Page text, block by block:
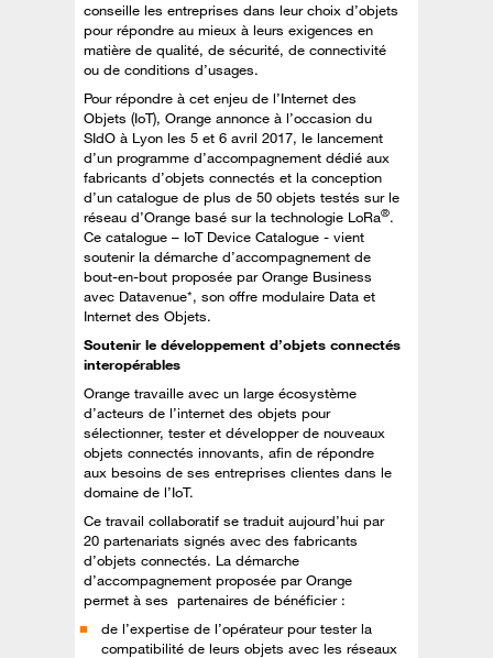
conseille les entreprises dans leur choix d’objets
pour répondre au mieux à leurs exigences en
matière de qualité, de sécurité, de connectivité
ou de conditions d’usages.
Pour répondre à cet enjeu de l’Internet des
Objets (IoT), Orange annonce à l’occasion du
SIdO à Lyon les 5 et 6 avril 2017, le lancement
d’un programme d’accompagnement dédié aux
fabricants d’objets connectés et la conception
d’un catalogue de plus de 50 objets testés sur le
réseau d’Orange basé sur la technologie LoRa®.
Ce catalogue – IoT Device Catalogue - vient
soutenir la démarche d’accompagnement de
bout-en-bout proposée par Orange Business
avec Datavenue*, son offre modulaire Data et
Internet des Objets.
Soutenir le développement d’objets connectés
interopérables
Orange travaille avec un large écosystème
d’acteurs de l’internet des objets pour
sélectionner, tester et développer de nouveaux
objets connectés innovants, afin de répondre
aux besoins de ses entreprises clientes dans le
domaine de l’IoT.
Ce travail collaboratif se traduit aujourd’hui par
20 partenariats signés avec des fabricants
d’objets connectés. La démarche
d’accompagnement proposée par Orange
permet à ses partenaires de bénéficier :
de l’expertise de l’opérateur pour tester la
compatibilité de leurs objets avec les réseaux